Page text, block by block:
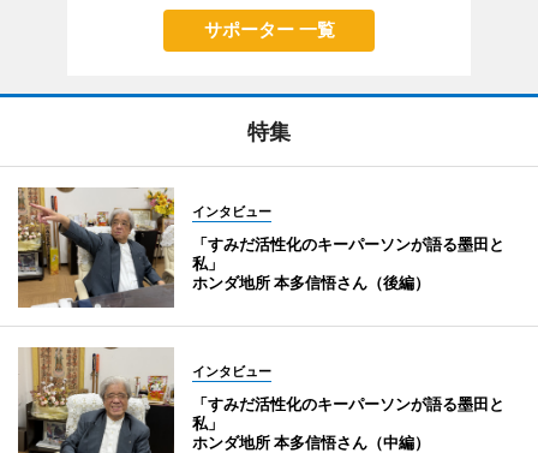
サポーター 一覧
特集
インタビュー
「すみだ活性化のキーパーソンが語る墨田と
私」
ホンダ地所 本多信悟さん（後編）
インタビュー
「すみだ活性化のキーパーソンが語る墨田と
私」
ホンダ地所 本多信悟さん（中編）